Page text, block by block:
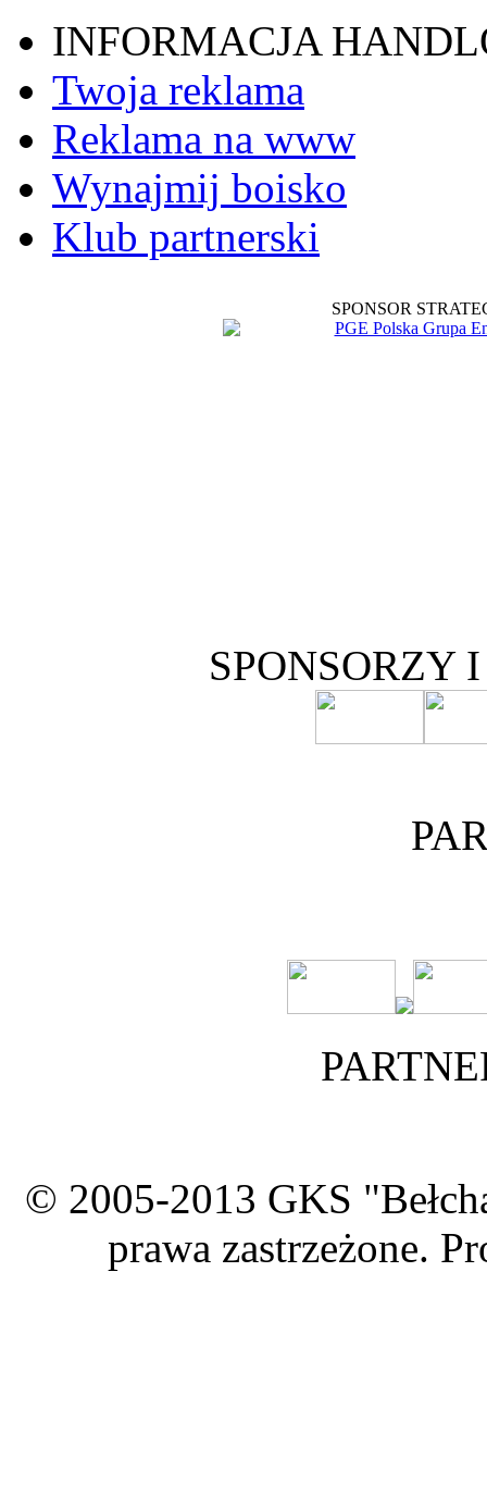
INFORMACJA
Twoja reklama
Reklama na www
Wynajmij boisko
Klub partnerski
SPONSOR
SPONSORZY
© 2005-2013 GKS
prawa zastrzeżone.